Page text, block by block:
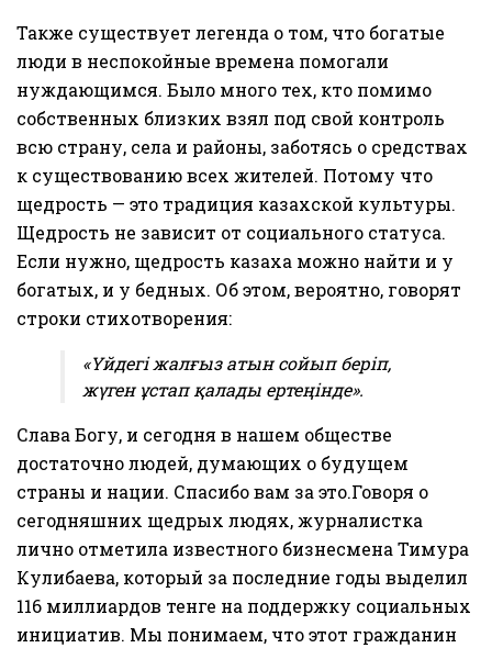
Также существует легенда о том, что богатые
люди в неспокойные времена помогали
нуждающимся. Было много тех, кто помимо
собственных близких взял под свой контроль
всю страну, села и районы, заботясь о средствах
к существованию всех жителей. Потому что
щедрость — это традиция казахской культуры.
Щедрость не зависит от социального статуса.
Если нужно, щедрость казаха можно найти и у
богатых, и у бедных. Об этом, вероятно, говорят
строки стихотворения:
«Үйдегі жалғыз атын сойып беріп,
жүген ұстап қалады ертеңінде».
Слава Богу, и сегодня в нашем обществе
достаточно людей, думающих о будущем
страны и нации. Спасибо вам за это.Говоря о
сегодняшних щедрых людях, журналистка
лично отметила известного бизнесмена Тимура
Кулибаева, который за последние годы выделил
116 миллиардов тенге на поддержку социальных
инициатив. Мы понимаем, что этот гражданин